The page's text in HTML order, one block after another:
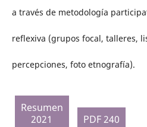
a través de metodología
reflexiva (grupos focal, talleres,
percepciones, foto etnografía).
Resumen
2021
PDF 240